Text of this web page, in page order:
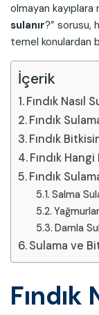
olmayan kayıplara
sulanır?” sorusu,
temel konulardan
İçerik
Fındık Nasıl
Fındık
Fındık
Fındık
Fındık
Salma
Damla
Sulama ve
Fındık